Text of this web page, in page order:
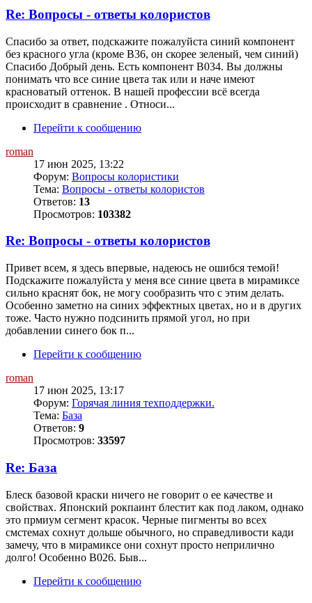
Re: Вопросы - ответы колористов
Спасибо за ответ, подскажите пожалуйста синий компонент
без красного угла (кроме В36, он скорее зеленый, чем синий)
Спасибо Добрый день. Есть компонент B034. Вы должны
понимать что все синие цвета так или и наче имеют
красноватый оттенок. В нашей профессии всё всегда
происходит в сравнение . Относи...
Перейти к сообщению
roman
17 июн 2025, 13:22
Форум: Вопросы колористики
Тема: Вопросы - ответы колористов
Ответов: 13
Просмотров: 103382
Re: Вопросы - ответы колористов
Привет всем, я здесь впервые, надеюсь не ошибся темой!
Подскажите пожалуйста у меня все синие цвета в мирамиксе
сильно краснят бок, не могу сообразить что с этим делать.
Особенно заметно на синих эффектных цветах, но и в других
тоже. Часто нужно подсинить прямой угол, но при
добавлении синего бок п...
Перейти к сообщению
roman
17 июн 2025, 13:17
Форум: Горячая линия техподдержки.
Тема: База
Ответов: 9
Просмотров: 33597
Re: База
Блеск базовой краски ничего не говорит о ее качестве и
свойствах. Японский рокпаинт блестит как под лаком, однако
это прмиум сегмент красок. Черные пигменты во всех
смстемах сохнут дольше обычного, но справедливости кади
замечу, что в мирамиксе они сохнут просто неприлично
долго! Особенно В026. Быв...
Перейти к сообщению